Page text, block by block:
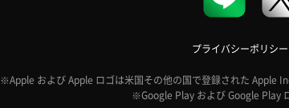
プライバシーポリシー
※Apple および Apple ロゴは米国その他の国で登録された Apple
※Google Play および Google Play